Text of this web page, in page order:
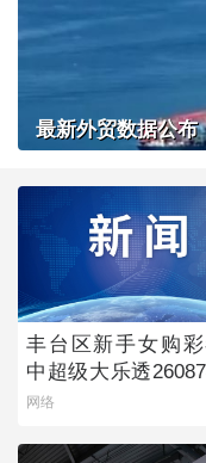
最新外贸数据公布
丰台区新手女购
中超级大乐透
等奖
网络